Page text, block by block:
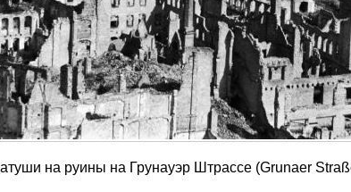
на руины на Грунауэр Штрассе (Grunaer